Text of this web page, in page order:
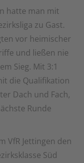
hatte man mit
zu Gast.
vor heimischer
und ließen nie
Sieg. Mit 3:1
die Qualifikation
Dach und Fach,
Runde
VfR Jettingen den
Süd